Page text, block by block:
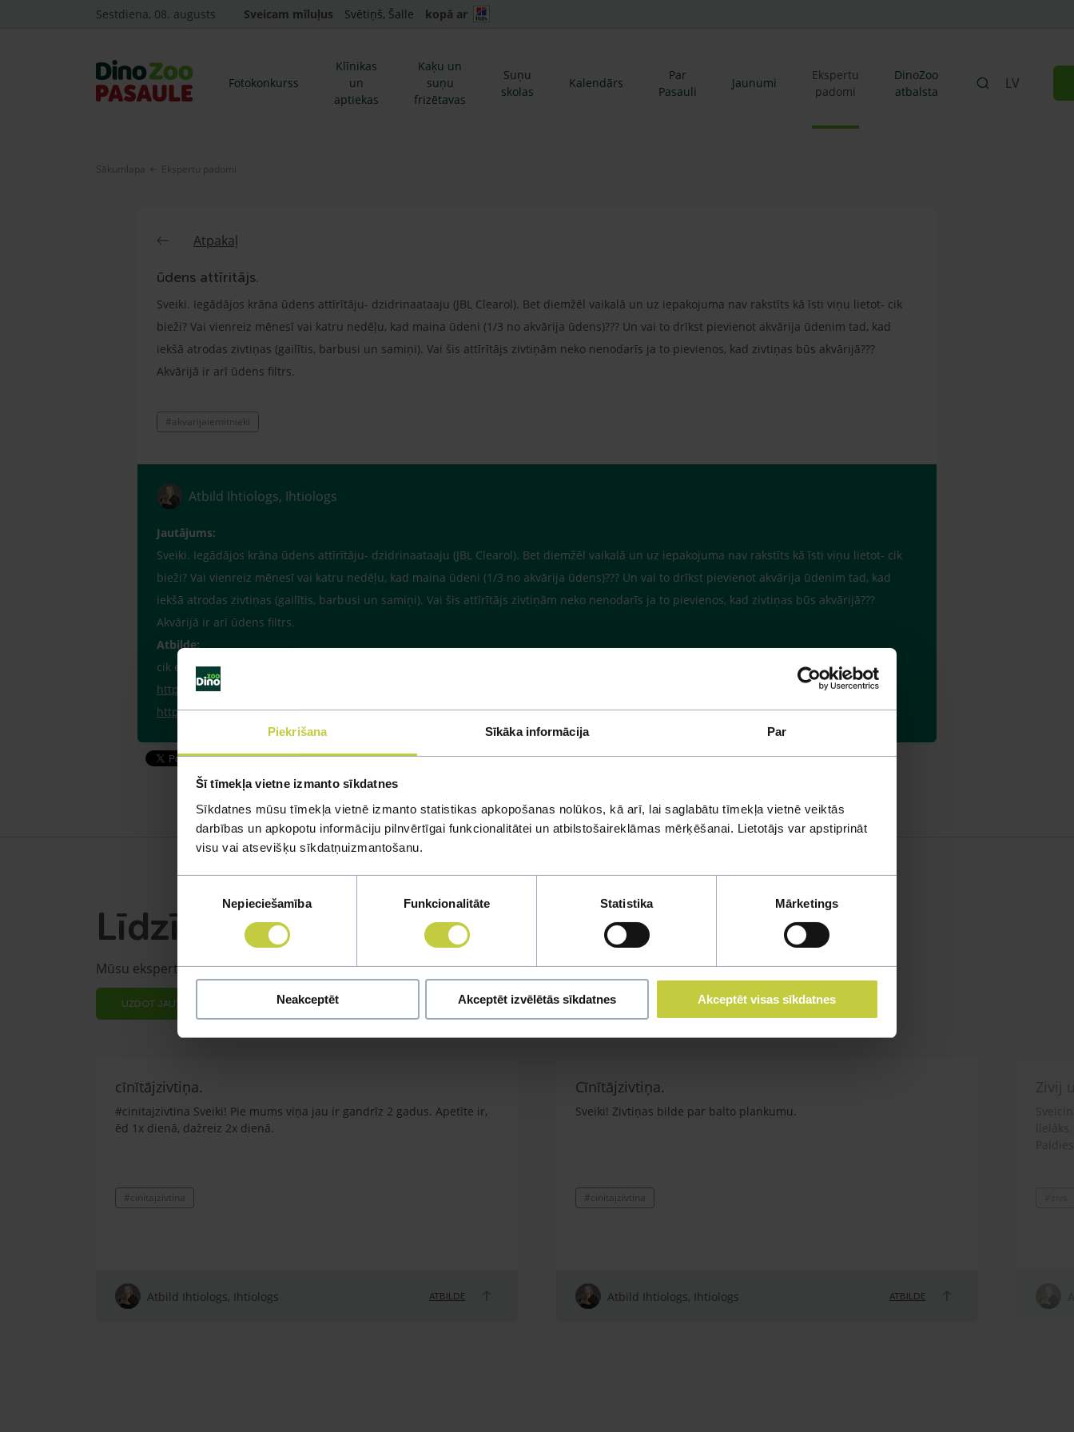
Piekrišana Sīkāka informācija Par
Šī tīmekļa vietne izmanto sīkdatnes
Sīkdatnes mūsu tīmekļa vietnē izmanto statistikas apkopošanas nolūkos, kā arī, lai saglabātu tīmekļa vietnē veiktās
darbības un apkopotu informāciju pilnvērtīgai funkcionalitātei un atbilstošaireklāmas mērķēšanai. Lietotājs var apstiprināt
visu vai atsevišķu sīkdatņuizmantošanu.
Nepieciešamība Funkcionalitāte Statistika Mārketings
Neakceptēt Akceptēt izvēlētās sīkdatnes Akceptēt visas sīkdatnes
Sestdiena, 08. augusts Sveicam mīluļus Svētiņš, Šalle kopā ar
Fotokonkurss
Klīnikas
un
aptiekas
Kaķu un
suņu
frizētavas
Suņu
skolas
Kalendārs
Par
Pasauli
Jaunumi
Ekspertu
padomi
DinoZoo
atbalsta
LV
Sākumlapa Ekspertu padomi
Atpakaļ
ūdens attīritājs.
Sveiki. Iegādājos krāna ūdens attīrītāju- dzidrinaataaju (JBL Clearol). Bet diemžēl vaikalā un uz iepakojuma nav rakstīts kā īsti viņu lietot- cik
bieži? Vai vienreiz mēnesī vai katru nedēļu, kad maina ūdeni (1/3 no akvārija ūdens)??? Un vai to drīkst pievienot akvārija ūdenim tad, kad
iekšā atrodas zivtiņas (gailītis, barbusi un samiņi). Vai šis attīrītājs zivtiņām neko nenodarīs ja to pievienos, kad zivtiņas būs akvārijā???
Akvārijā ir arī ūdens filtrs.
#akvarijaiemitnieki
Atbild Ihtiologs, Ihtiologs
Jautājums:
Sveiki. Iegādājos krāna ūdens attīrītāju- dzidrinaataaju (JBL Clearol). Bet diemžēl vaikalā un uz iepakojuma nav rakstīts kā īsti viņu lietot- cik
bieži? Vai vienreiz mēnesī vai katru nedēļu, kad maina ūdeni (1/3 no akvārija ūdens)??? Un vai to drīkst pievienot akvārija ūdenim tad, kad
iekšā atrodas zivtiņas (gailītis, barbusi un samiņi). Vai šis attīrītājs zivtiņām neko nenodarīs ja to pievienos, kad zivtiņas būs akvārijā???
Akvārijā ir arī ūdens filtrs.
Atbilde:
cik es saprotu, to lieto vienu reizi, lai attīrītu saduļķojušos ūdeni.
http://www.arowana-im.com.ua/product_info.php?cPath=72_77&products_id=3719
http://www.aquaristic.net/jbl-clearol.html?lang=1
Līdzīgi jautājumi
Mūsu eksperti spēs atbildēt uz jebkuru Jūsu jautājumu
UZDOT JAUTĀJUMU
cīnītājzivtiņa.
#cinitajzivtina Sveiki! Pie mums viņa jau ir gandrīz 2 gadus. Apetīte ir,
ēd 1x dienā, dažreiz 2x dienā.
#cinitajzivtina
Atbild Ihtiologs, Ihtiologs ATBILDE
Cīnītājzivtiņa.
Sveiki! Zivtiņas bilde par balto plankumu.
#cinitajzivtina
Atbild Ihtiologs, Ihtiologs ATBILDE